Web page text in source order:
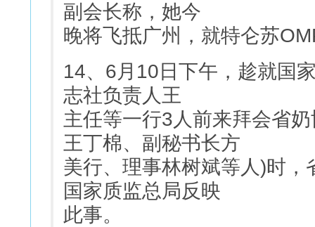
副会长称，她今
晚将飞抵广州，就特仑苏
14、6月10日下午，趁就国
志社负责人王
主任等一行3人前来拜会省
王丁棉、副秘书长方
美行、理事林树斌等人)时
国家质监总局反映
此事。